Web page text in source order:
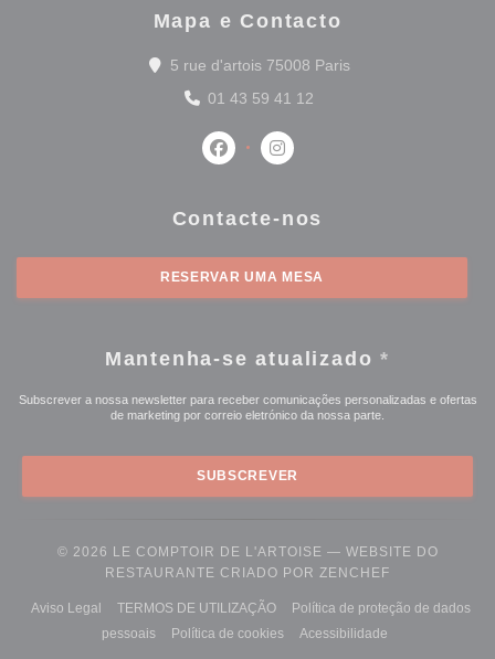
Mapa e Contacto
5 rue d'artois 75008 Paris((abre numa nova
01 43 59 41 12
Facebook ((abre numa nova
Instagram ((abre numa
Contacte-nos
RESERVAR UMA MESA
Mantenha-se atualizado*
Subscrever a nossa newsletter para receber comunicações personalizadas e ofertas
de marketing por correio eletrónico da nossa parte.
SUBSCREVER
© 2026 LE COMPTOIR DE L'ARTOISE — WEBSITE DO
RESTAURANTE CRIADO POR ZENCHEF
Aviso Legal((abre numa nova janela))
TERMOS DE UTILIZAÇÃO((abre numa nova janela))
Política de proteção de dados
pessoais ((abre numa nova janela))
Política de cookies ((abre numa nova janela))
Acessibilidade